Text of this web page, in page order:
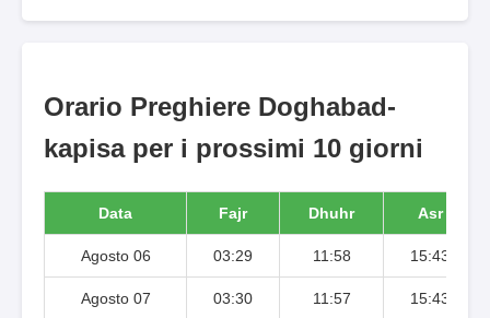
Orario Preghiere Doghabad-
kapisa per i prossimi 10 giorni
Data Fajr Dhuhr Asr
Agosto 06 03:29 11:58 15:43
Agosto 07 03:30 11:57 15:43